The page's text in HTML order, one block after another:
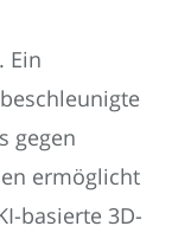
Ein
gegen
ermöglicht
basierte 3D-